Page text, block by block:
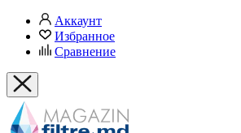
Аккаунт
Избранное
Сравнение